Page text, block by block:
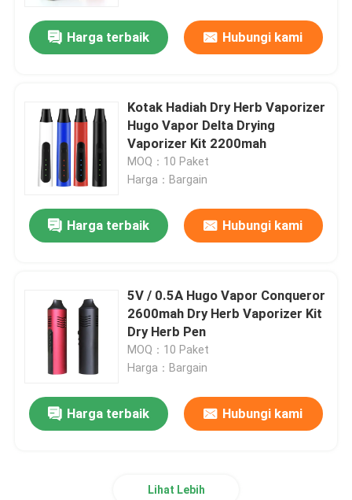
Harga terbaik Hubungi kami
Kotak Hadiah Dry Herb Vaporizer
Hugo Vapor Delta Drying
Vaporizer Kit 2200mah
MOQ：10 Paket
Harga：Bargain
Harga terbaik Hubungi kami
5V / 0.5A Hugo Vapor Conqueror
2600mah Dry Herb Vaporizer Kit
Dry Herb Pen
MOQ：10 Paket
Harga：Bargain
Harga terbaik Hubungi kami
Lihat Lebih